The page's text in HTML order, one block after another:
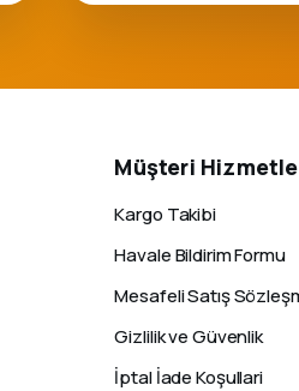
Müşteri
Kargo Takibi
Havale Bildirim Formu
Mesafeli Satış
Gizlilik ve Güvenlik
İptal İade Koşullari